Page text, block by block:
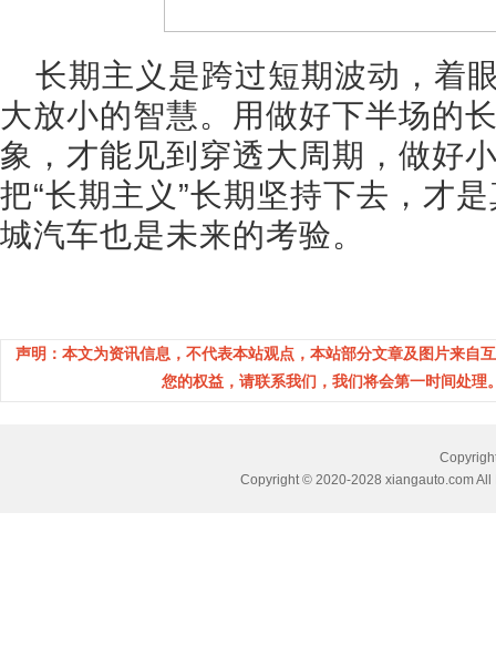
长期主义是跨过短期波动，着
大放小的智慧。用做好下半场的
象，才能见到穿透大周期，做好
把“长期主义”长期坚持下去，才
城汽车也是未来的考验。
声明：本文为资讯信息，不代表本站观点，本站部分文章及图片来自
您的权益，请联系我们，我们将会第一时间处
Copyright © 2020-2028 xiangauto.com